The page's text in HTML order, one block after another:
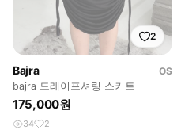
2
Bajra
OS
bajra 드레이프셔링 스커트
175,000원
34 2